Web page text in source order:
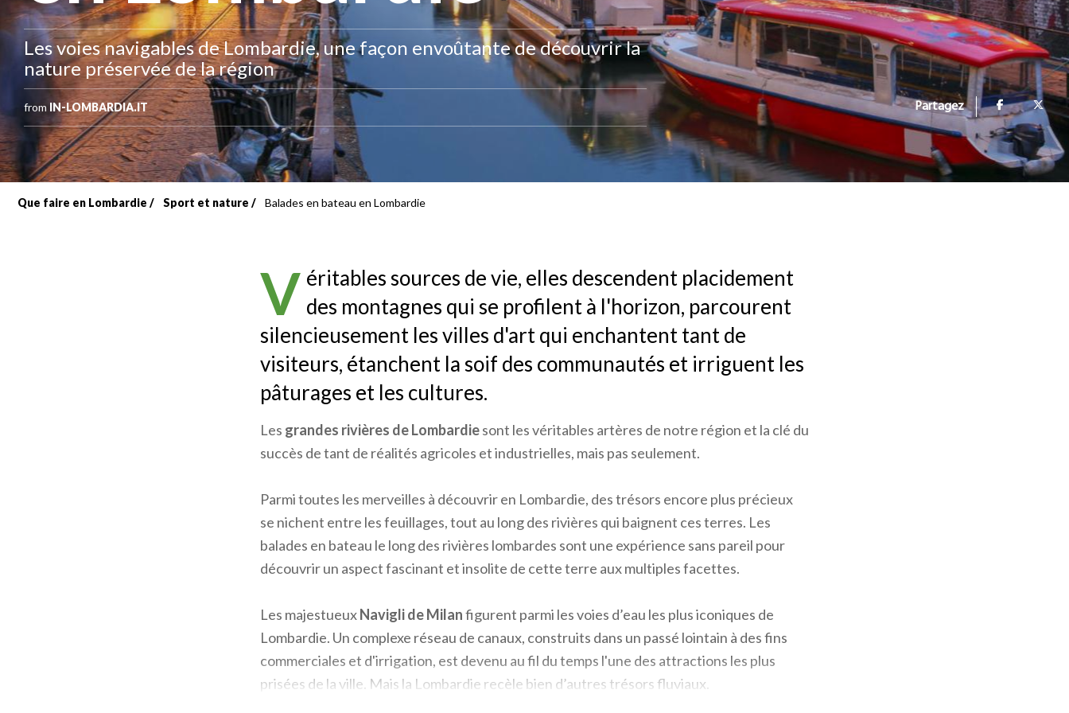
Les voies navigables de Lombardie, une façon envoûtante de découvrir la
nature préservée de la région
from IN-LOMBARDIA.IT Partagez
Fil
Que faire en Lombardie Sport et nature Balades en bateau en Lombardie
V éritables sources de vie, elles descendent placidement
des montagnes qui se profilent à l'horizon, parcourent
silencieusement les villes d'art qui enchantent tant de
visiteurs, étanchent la soif des communautés et irriguent les
pâturages et les cultures.
Les grandes rivières de Lombardiesont les véritables artères de notre région et la clé du
succès de tant de réalités agricoles et industrielles, mais pas seulement.
Parmi toutes les merveilles à découvrir en Lombardie, des trésors encore plus précieux
se nichent entre les feuillages, tout au long des rivières qui baignent ces terres. Les
balades en bateau le long des rivières lombardes sont une expérience sans pareil pour
découvrir un aspect fascinant et insolite de cette terre aux multiples facettes.
Les majestueuxNavigli de Milanfigurent parmi les voies d’eau les plus iconiques de
Lombardie. Un complexe réseau de canaux, construits dans un passé lointain à des fins
commerciales et d'irrigation, est devenu au fil du temps l'une des attractions les plus
prisées de la ville. Mais la Lombardie recèle bien d’autres trésors fluviaux.